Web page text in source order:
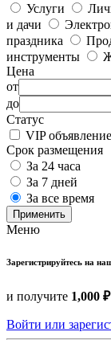
Услуги
и дачи
праздника
инструменты
Цена
от
до
Статус
VIP объявление
Срок размещения
За 24 часа
За 7 дней
За все время
Применить
Меню
Зарегистрируйтесь на
и получите 1,000 ₽
Войти или